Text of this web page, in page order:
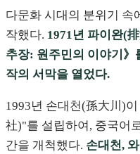
다문화 시대의 분위기 속
작했다. 1971년 파이완(
추장: 원주민의 이야기》
작의 서막을 열었다.
1993년 손대천(孫大川)
社)"를 설립하여, 중국어
간을 개척했다. 손대천,